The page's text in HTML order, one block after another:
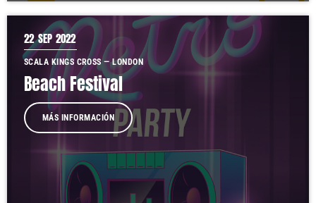
22 SEP 2022
SCALA KINGS CROSS — LONDON
Beach Festival
MÁS INFORMACIÓN